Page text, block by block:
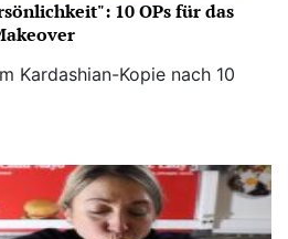
10 OPs für das
Kardashian-Kopie nach 10